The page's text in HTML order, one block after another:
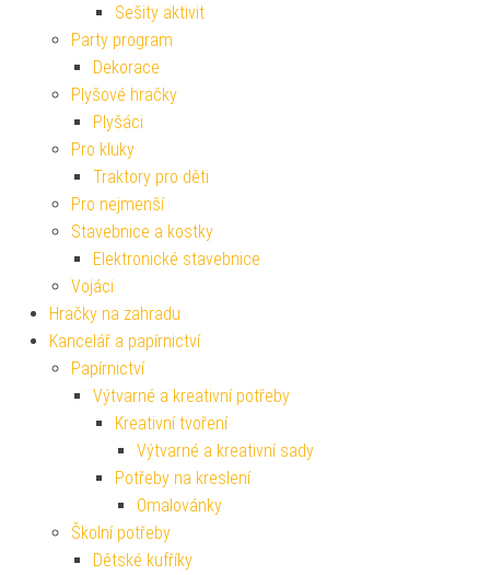
Sešity aktivit
Party program
Dekorace
Plyšové hračky
Plyšáci
Pro kluky
Traktory pro děti
Pro nejmenší
Stavebnice a kostky
Elektronické stavebnice
Vojáci
Hračky na zahradu
Kancelář a papírnictví
Papírnictví
Výtvarné a kreativní potřeby
Kreativní tvoření
Výtvarné a kreativní sady
Potřeby na kreslení
Omalovánky
Školní potřeby
Dětské kufříky